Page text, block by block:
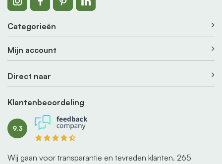
Categorieën
Mijn account
Direct naar
Klantenbeoordeling
9.3
Wij gaan voor transparantie en tevreden klanten. 265